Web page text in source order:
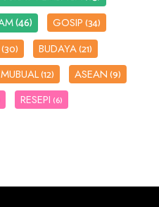
(46) GOSIP(34)
(30) BUDAYA(21)
(12) ASEAN(9)
RESEPI (6)